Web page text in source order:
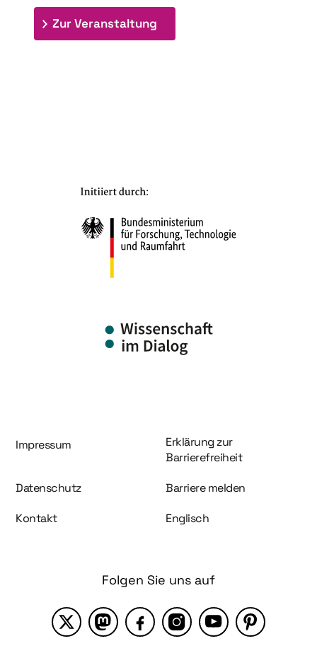
Zur Veranstaltung
Information und Service
Impressum
Erklärung zur
Barrierefreiheit
Datenschutz Barriere melden
Kontakt Englisch
Folgen Sie uns auf